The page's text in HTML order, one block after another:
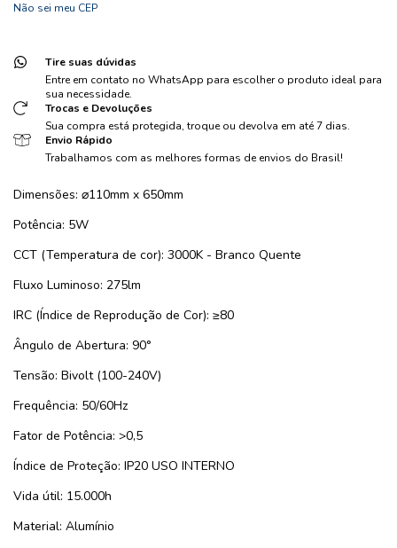
Não sei meu CEP
Tire suas dúvidas
Entre em contato no WhatsApp para escolher o produto ideal para
sua necessidade.
Trocas e Devoluções
Sua compra está protegida, troque ou devolva em até 7 dias.
Envio Rápido
Trabalhamos com as melhores formas de envios do Brasil!
Dimensões: ⌀110mm x 650mm
Potência: 5W
CCT (Temperatura de cor): 3000K - Branco Quente
Fluxo Luminoso: 275lm
IRC (Índice de Reprodução de Cor): ≥80
Ângulo de Abertura: 90°
Tensão: Bivolt (100-240V)
Frequência: 50/60Hz
Fator de Potência: >0,5
Índice de Proteção: IP20 USO INTERNO
Vida útil: 15.000h
Material: Alumínio